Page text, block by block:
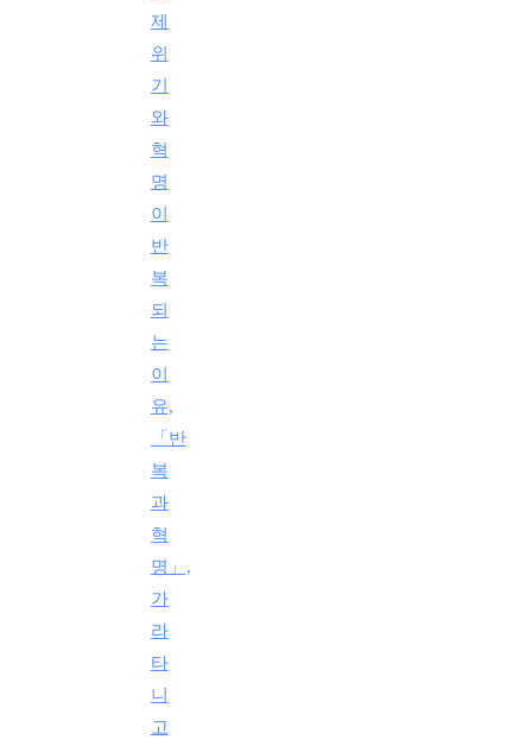
제
위
기
와
혁
명
이
반
복
되
는
이
유,
「반
복
과
혁
명」,
가
라
타
니
고